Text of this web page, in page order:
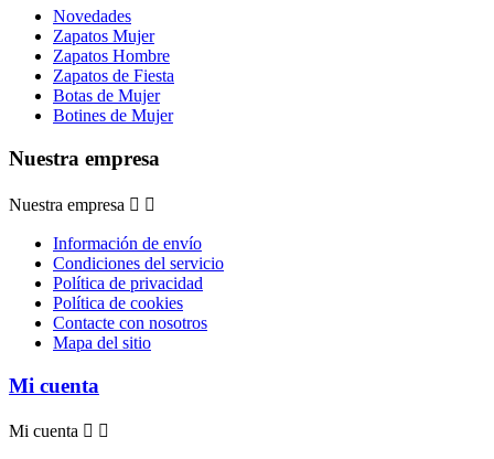
Novedades
Zapatos Mujer
Zapatos Hombre
Zapatos de Fiesta
Botas de Mujer
Botines de Mujer
Nuestra empresa
Nuestra empresa  
Información de envío
Condiciones del servicio
Política de privacidad
Política de cookies
Contacte con nosotros
Mapa del sitio
Mi cuenta
Mi cuenta  